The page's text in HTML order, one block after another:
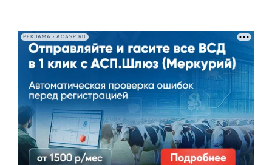
РЕКЛАМА • AOASP.RU